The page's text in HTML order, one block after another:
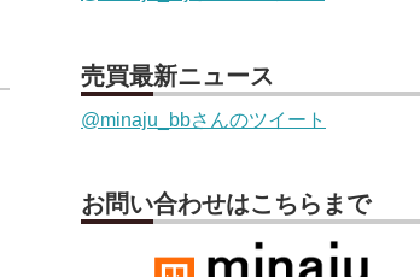
売買最新ニュース
@minaju_bbさんのツイート
お問い合わせはこちらまで